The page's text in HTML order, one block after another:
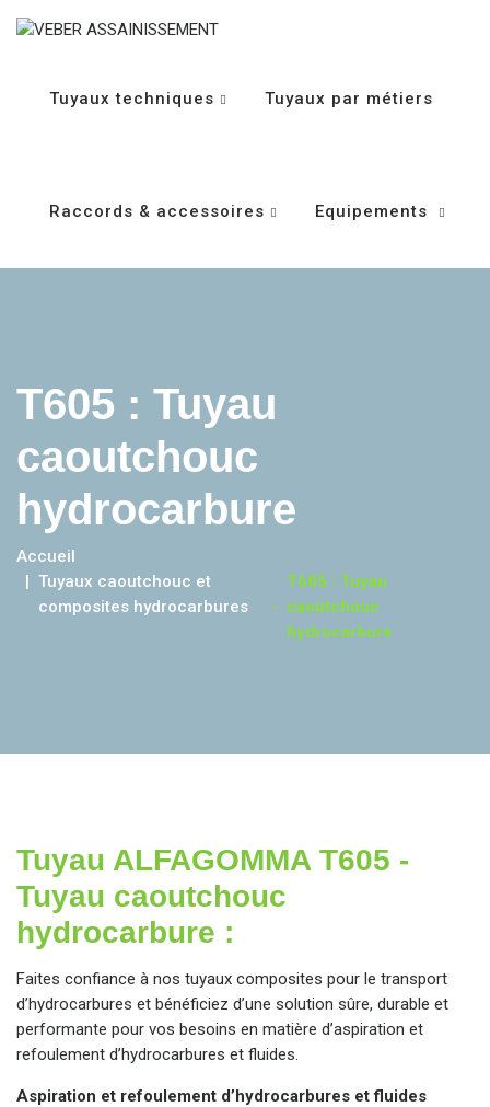
Tuyaux techniques Tuyaux par métiers
Raccords & accessoires Equipements
T605 : Tuyau
caoutchouc
hydrocarbure
Accueil
Tuyaux caoutchouc et
composites hydrocarbures
-
T605 : Tuyau
caoutchouc
hydrocarbure
Tuyau ALFAGOMMA T605 -
Tuyau caoutchouc
hydrocarbure :
Faites confiance à nos tuyaux composites pour le transport
d’hydrocarbures et bénéficiez d’une solution sûre, durable et
performante pour vos besoins en matière d’aspiration et
refoulement d’hydrocarbures et fluides.
Aspiration et refoulement d’hydrocarbures et fluides